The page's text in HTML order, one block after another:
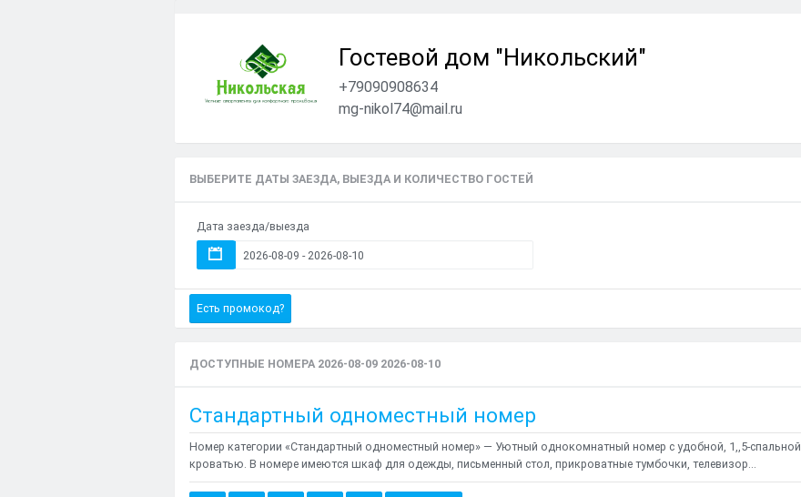
Гостевой дом "Никольский"
+79090908634
mg-nikol74@mail.ru
ВЫБЕРИТЕ ДАТЫ ЗАЕЗДА, ВЫЕЗДА И КОЛИЧЕСТВО ГОСТЕЙ
Дата заезда/выезда
Есть промокод?
ДОСТУПНЫЕ НОМЕРА 2026-08-09 2026-08-10
Стандартный одноместный номер
Номер категории «Стандартный одноместный номер» — Уютный однокомнатный номер с удобной, 1,,5-спальной
кроватью. В номере имеются шкаф для одежды, письменный стол, прикроватные тумбочки, телевизор...